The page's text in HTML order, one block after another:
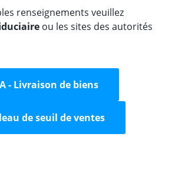
renseignements veuillez
ou les sites des autorités
- Livraison de biens
de seuil de ventes